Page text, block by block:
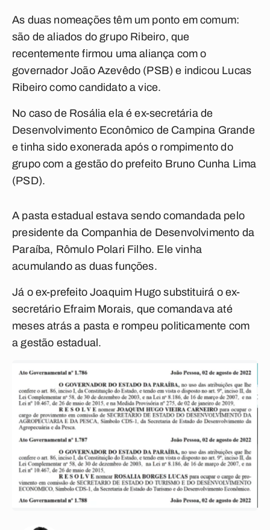
As duas nomeações têm um ponto em comum:
são de aliados do grupo Ribeiro, que
recentemente firmou uma aliança com o
governador João Azevêdo (PSB) e indicou Lucas
Ribeiro como candidato a vice.
No caso de Rosália ela é ex-secretária de
Desenvolvimento Econômico de Campina Grande
e tinha sido exonerada após o rompimento do
grupo com a gestão do prefeito Bruno Cunha Lima
(PSD).
A pasta estadual estava sendo comandada pelo
presidente da Companhia de Desenvolvimento da
Paraíba, Rômulo Polari Filho. Ele vinha
acumulando as duas funções.
Já o ex-prefeito Joaquim Hugo substituirá o ex-
secretário Efraim Morais, que comandava até
meses atrás a pasta e rompeu politicamente com
a gestão estadual.